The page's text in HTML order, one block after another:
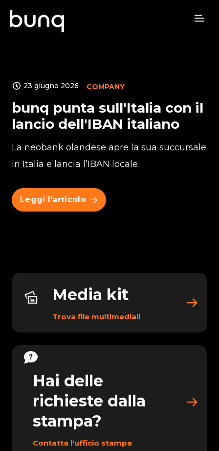
23 giugno 2026 COMPANY
bunq punta sull'Italia con il
lancio dell'IBAN italiano
La neobank olandese apre la sua succursale
in Italia e lancia l’IBAN locale
Leggi l'articolo
Media kit
Trova file multimediali
Hai delle
richieste dalla
stampa?
Contatta l'ufficio stampa